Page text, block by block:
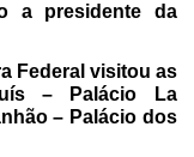
a presidente da
Federal visitou as
– Palácio La
– Palácio dos